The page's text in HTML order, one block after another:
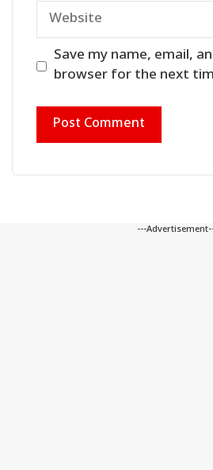
Website
Save my name, email,
browser for the next
---